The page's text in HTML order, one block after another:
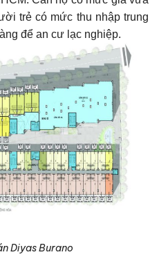
trẻ có mức thu nhập trung
để an cư lạc nghiệp.
Diyas Burano